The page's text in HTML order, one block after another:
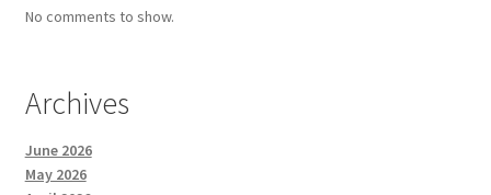
No comments to show.
Archives
June 2026
May 2026